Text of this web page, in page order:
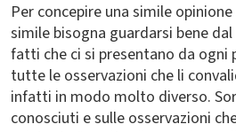
Per concepire una simile
simile bisogna guardarsi bene
fatti che ci si presentano da ogni
tutte le osservazioni che li
infatti in modo molto diverso.
conosciuti e sulle osservazioni